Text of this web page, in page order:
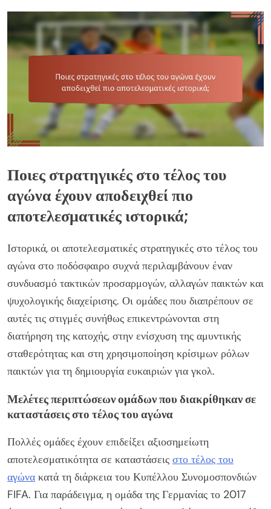
Ποιες στρατηγικές στο τέλος του
αγώνα έχουν αποδειχθεί πιο
αποτελεσματικές ιστορικά;
Ιστορικά, οι αποτελεσματικές στρατηγικές στο τέλος του
αγώνα στο ποδόσφαιρο συχνά περιλαμβάνουν έναν
συνδυασμό τακτικών προσαρμογών, αλλαγών παικτών και
ψυχολογικής διαχείρισης. Οι ομάδες που διαπρέπουν σε
αυτές τις στιγμές συνήθως επικεντρώνονται στη
διατήρηση της κατοχής, στην ενίσχυση της αμυντικής
σταθερότητας και στη χρησιμοποίηση κρίσιμων ρόλων
παικτών για τη δημιουργία ευκαιριών για γκολ.
Μελέτες περιπτώσεων ομάδων που διακρίθηκαν σε
καταστάσεις στο τέλος του αγώνα
Πολλές ομάδες έχουν επιδείξει αξιοσημείωτη
αποτελεσματικότητα σε καταστάσεις στο τέλος του
αγώνα κατά τη διάρκεια του Κυπέλλου Συνομοσπονδιών
FIFA. Για παράδειγμα, η ομάδα της Γερμανίας το 2017